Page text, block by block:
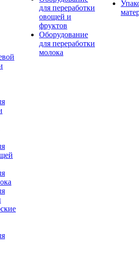
для переработки
овощей и
фруктов
Оборудование
для переработки
молока